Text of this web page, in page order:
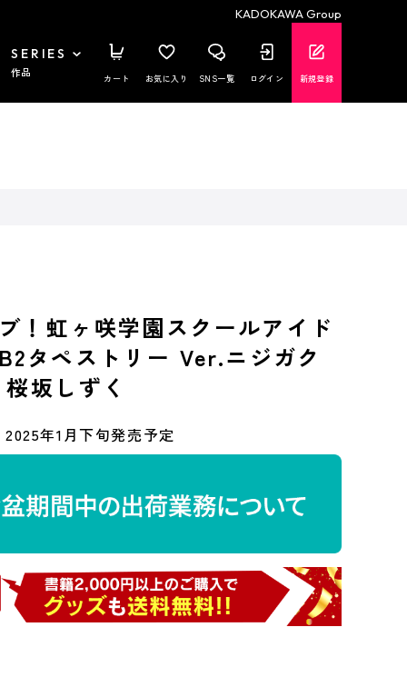
KADOKAWA Group
SERIES
作品 カート お気に入り SNS一覧 ログイン 新規登録
！虹ヶ咲学園スクールアイド
タペストリー Ver.ニジガク
坂しずく
2025年1月下旬発売予定